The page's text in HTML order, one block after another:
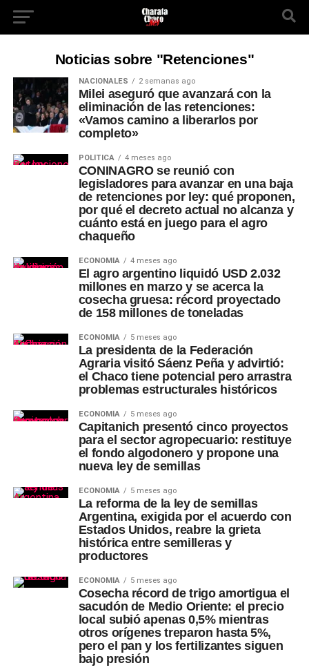
Noticias sobre "Retenciones"
NACIONALES 2 semanas ago
Milei aseguró que avanzará con la
eliminación de las retenciones:
«Vamos camino a liberarlos por
completo»
POLÍTICA 4 meses ago
CONINAGRO se reunió con
legisladores para avanzar en una baja
de retenciones por ley: qué proponen,
por qué el decreto actual no alcanza y
cuánto está en juego para el agro
chaqueño
ECONOMÍA 4 meses ago
El agro argentino liquidó USD 2.032
millones en marzo y se acerca la
cosecha gruesa: récord proyectado
de 158 millones de toneladas
ECONOMÍA 5 meses ago
La presidenta de la Federación
Agraria visitó Sáenz Peña y advirtió:
el Chaco tiene potencial pero arrastra
problemas estructurales históricos
ECONOMÍA 5 meses ago
Capitanich presentó cinco proyectos
para el sector agropecuario: restituye
el fondo algodonero y propone una
nueva ley de semillas
ECONOMÍA 5 meses ago
La reforma de la ley de semillas
Argentina, exigida por el acuerdo con
Estados Unidos, reabre la grieta
histórica entre semilleras y
productores
ECONOMÍA 5 meses ago
Cosecha récord de trigo amortigua el
sacudón de Medio Oriente: el precio
local subió apenas 0,5% mientras
otros orígenes treparon hasta 5%,
pero el pan y los fertilizantes siguen
bajo presión